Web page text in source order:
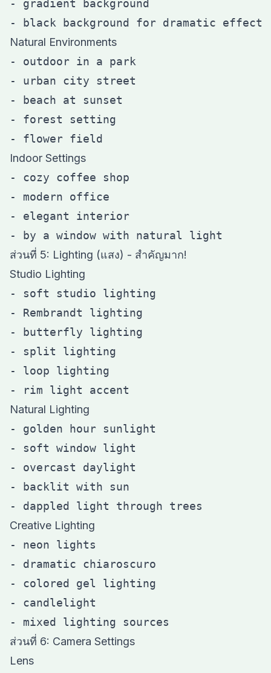
- gradient background
Natural Environments
- outdoor in a park
- urban city street
- beach at sunset
- forest setting
Indoor Settings
- cozy coffee shop
- modern office
- elegant interior
ส่วนที่ 5: Lighting (แสง) - สำคัญมาก!
Studio Lighting
- soft studio lighting
- Rembrandt lighting
- butterfly lighting
- split lighting
- loop lighting
Natural Lighting
- golden hour sunlight
- soft window light
- overcast daylight
- backlit with sun
Creative Lighting
- neon lights
- dramatic chiaroscuro
- colored gel lighting
- candlelight
ส่วนที่ 6: Camera Settings
Lens